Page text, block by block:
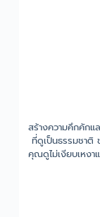
สร้างความคึกคัก
ที่ดูเป็นธรรมชาติ
คุณดูไม่เงียบเหงา